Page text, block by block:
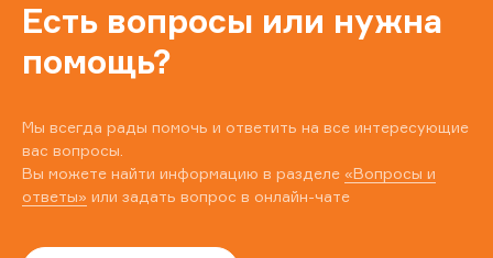
Есть вопросы или нужна
помощь?
Мы всегда рады помочь и ответить на все интересующие
вас вопросы.
Вы можете найти информацию в разделе «Вопросы и
ответы» или задать вопрос в онлайн-чате